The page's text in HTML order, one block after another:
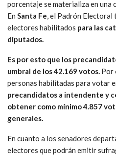
porcentaje se materializa en una
En Santa Fe, el Padrón
electores habilitados para las
diputados.
Es por esto que los
umbral de los 42.169 votos. Por
personas habilitadas para votar
precandidatos a intendente y
obtener como mínimo 4.857
generales.
En cuanto a los senadores
electores que podrán emitir